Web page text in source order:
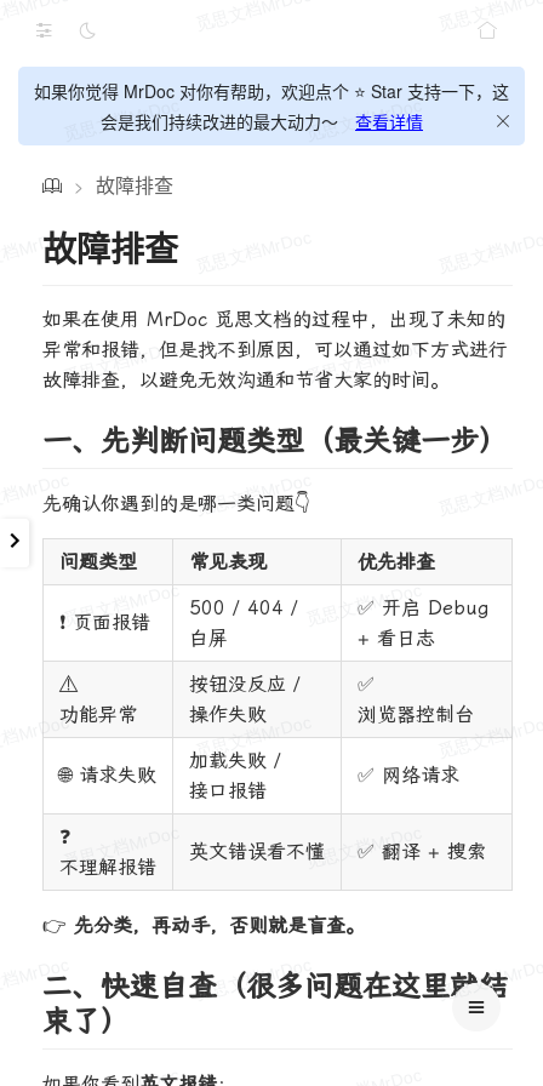
如果你觉得 MrDoc 对你有帮助，欢迎点个 ⭐ Star 支持一下，这
会是我们持续改进的最大动力～
查看详情
> 故障排查
故障排查
如果在使用 MrDoc 觅思文档的过程中，出现了未知的
异常和报错，但是找不到原因，可以通过如下方式进行
故障排查，以避免无效沟通和节省大家的时间。
一、先判断问题类型（最关键一步）
先确认你遇到的是哪一类问题👇
问题类型 常见表现 优先排查
❗ 页面报错
500 / 404 /
白屏
✅ 开启 Debug
+ 看日志
⚠️
功能异常
按钮没反应 /
操作失败
✅
浏览器控制台
🌐 请求失败
加载失败 /
接口报错
✅ 网络请求
❓
不理解报错
英文错误看不懂 ✅ 翻译 + 搜索
👉 先分类，再动手，否则就是盲查。
二、快速自查（很多问题在这里就结
束了）